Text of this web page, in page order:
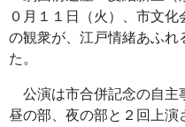
０月１１日（火）、市文化
の観衆が、江戸情緒あふれ
た。
公演は市合併記念の自主
昼の部、夜の部と２回上